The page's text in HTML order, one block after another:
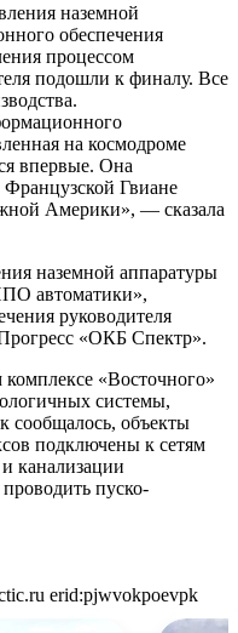
наземной
обеспечения
процессом
подошли к финалу. Все
на космодроме
впервые. Она
Гвиане
Америки», — сказала
наземной аппаратуры
автоматики»,
руководителя
«ОКБ Спектр».
комплексе «Восточного»
системы,
сообщалось, объекты
подключены к сетям
канализации
пуско-
erid:pjwvokpoevpk